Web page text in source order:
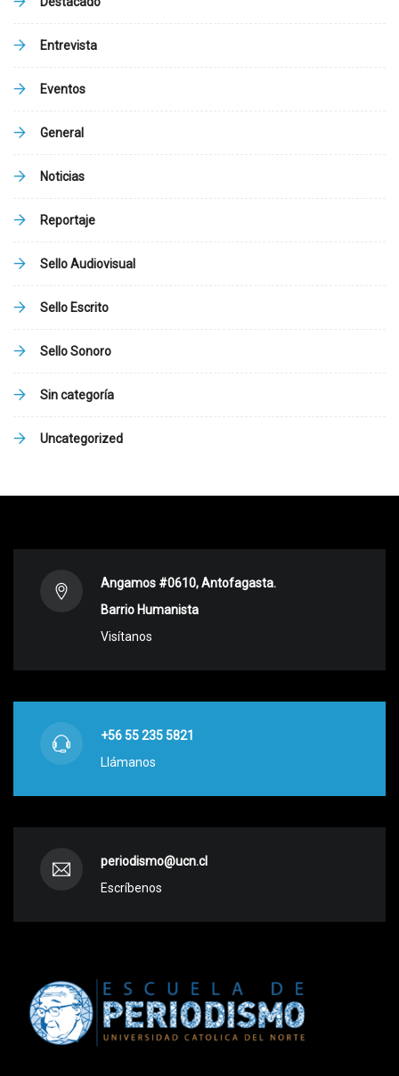
Entrevista
Eventos
General
Noticias
Reportaje
Sello Audiovisual
Sello Escrito
Sello Sonoro
Sin categoría
Uncategorized
Angamos #0610, Antofagasta.
Barrio Humanista
Visítanos
+56 55 235 5821
Llámanos
periodismo@ucn.cl
Escríbenos